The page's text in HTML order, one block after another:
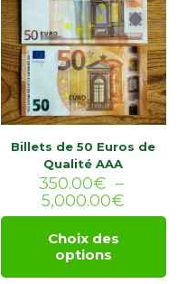
Billets de 50 Euros de
Qualité AAA
350.00€ –
5,000.00€
de
Choix des
options
produit